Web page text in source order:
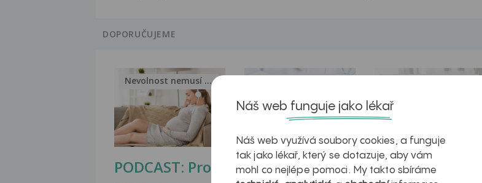
DOPORUČUJEME
PODCAST: Proč
Nevolnost nemusí být nutnou...
Ztukovatění
Inovativní
Náš web funguje jako lékař
Náš web využívá soubory cookies, a funguje
tak jako lékař, který se dotazuje, aby vám
mohl co nejlépe pomoci. My takto sbíráme